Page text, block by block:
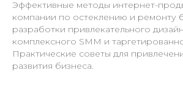
Эффективные методы интернет-
компании по остеклению и ремонту
разработки привлекательного
комплексного SMM и
Практические советы для
развития бизнеса.